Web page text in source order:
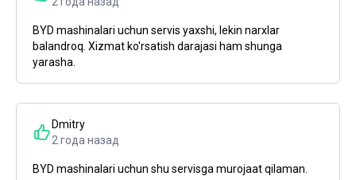
BYD mashinalari uchun servis yaxshi, lekin narxlar
balandroq. Xizmat ko'rsatish darajasi ham shunga
yarasha.
Dmitry
2 года назад
BYD mashinalari uchun shu servisga murojaat qilaman.